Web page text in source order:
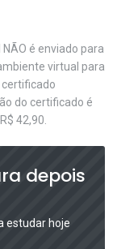
é enviado para
virtual para
certificado
do certificado é
42,90.
depois
estudar hoje